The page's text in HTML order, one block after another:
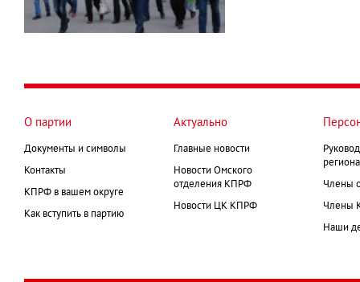
О партии
Документы и символы
Контакты
КПРФ в вашем округе
Как вступить в партию
Актуально
Главные новости
Новости Омского
отделения КПРФ
Новости ЦК КПРФ
Члены
Члены
Наши